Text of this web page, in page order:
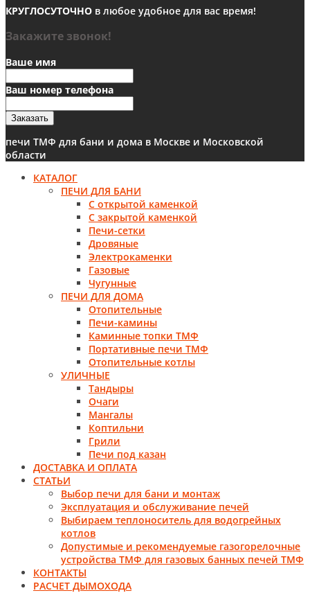
КРУГЛОСУТОЧНО в любое удобное для вас время!
Закажите звонок!
Ваше имя
Ваш номер телефона
Заказать
печи ТМФ для бани и дома в Москве и Московской
области
КАТАЛОГ
ПЕЧИ ДЛЯ БАНИ
С открытой каменкой
С закрытой каменкой
Печи-сетки
Дровяные
Электрокаменки
Газовые
Чугунные
ПЕЧИ ДЛЯ ДОМА
Отопительные
Печи-камины
Каминные топки ТМФ
Портативные печи ТМФ
Отопительные котлы
УЛИЧНЫЕ
Тандыры
Очаги
Мангалы
Коптильни
Грили
Печи под казан
ДОСТАВКА И ОПЛАТА
СТАТЬИ
Выбор печи для бани и монтаж
Эксплуатация и обслуживание печей
Выбираем теплоноситель для водогрейных
котлов
Допустимые и рекомендуемые газогорелочные
устройства ТМФ для газовых банных печей ТМФ
КОНТАКТЫ
РАСЧЕТ ДЫМОХОДА